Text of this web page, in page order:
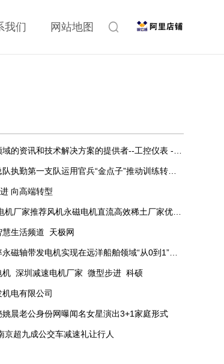
我们 网站地图
武警重庆总队执勤第一支队运用官兵“金点子”推动训练转变发展方式与经济转型
向高端转型
2026永磁电机厂家推荐风机永磁电机直流高效稀土厂家优选指南！
生活频道_天极网
国产大功率永磁轴带发电机实现在远洋船舶领域“从0到1”的突破
机_深圳减速电机厂家_微型步进_科硕
电有限公司
姚晨老公身份网曝闻名女星演出3+1家庭形式
京超九成公交车减速礼让行人